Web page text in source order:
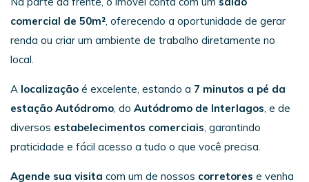
comercial de 50m², oferecendo a oportunidade de gerar
renda ou criar um ambiente de trabalho diretamente no
local.
A localização é excelente, estando a 7 minutos a pé da
estação Autódromo, do Autódromo de Interlagos, e de
diversos estabelecimentos comerciais, garantindo
praticidade e fácil acesso a tudo o que você precisa.
Agende sua visita com um de nossos corretores e venha